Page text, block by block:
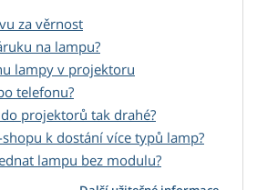
za věrnost
na lampu?
lampy v projektoru
telefonu?
projektorů tak drahé?
shopu k dostání více typů lamp?
lampu bez modulu?